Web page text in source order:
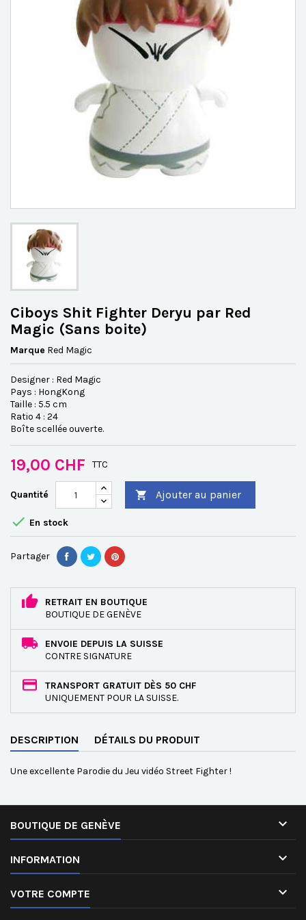
Ciboys Shit Fighter Deryu par Red
Magic (Sans boite)
Marque Red Magic
Designer : Red Magic
Pays : HongKong
Taille : 5.5 cm
Ratio 4 : 24
Boîte scellée ouverte.
19,00 CHF TTC
Quantité  Ajouter au panier
 En stock
Partager
RETRAIT EN BOUTIQUE
BOUTIQUE DE GENÈVE
ENVOIE DEPUIS LA SUISSE
CONTRE SIGNATURE
TRANSPORT GRATUIT DÈS 50 CHF
UNIQUEMENT POUR LA SUISSE.
DESCRIPTION DÉTAILS DU PRODUIT
Une excellente Parodie du Jeu vidéo Street Fighter !
BOUTIQUE DE GENÈVE 
INFORMATION 
VOTRE COMPTE 